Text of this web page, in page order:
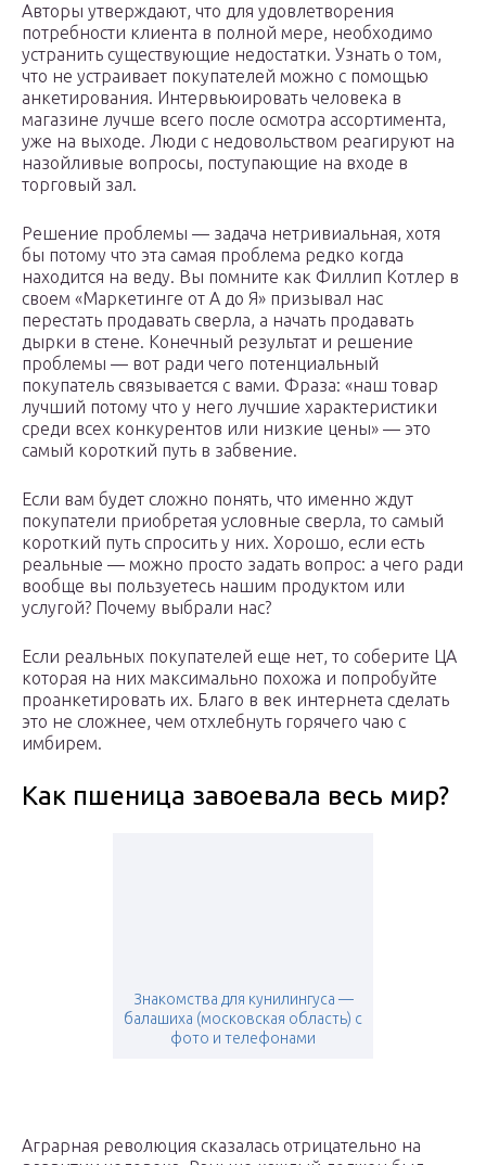
Авторы утверждают, что для удовлетворения
потребности клиента в полной мере, необходимо
устранить существующие недостатки. Узнать о том,
что не устраивает покупателей можно с помощью
анкетирования. Интервьюировать человека в
магазине лучше всего после осмотра ассортимента,
уже на выходе. Люди с недовольством реагируют на
назойливые вопросы, поступающие на входе в
торговый зал.
Решение проблемы — задача нетривиальная, хотя
бы потому что эта самая проблема редко когда
находится на веду. Вы помните как Филлип Котлер в
своем «Маркетинге от А до Я» призывал нас
перестать продавать сверла, а начать продавать
дырки в стене. Конечный результат и решение
проблемы — вот ради чего потенциальный
покупатель связывается с вами. Фраза: «наш товар
лучший потому что у него лучшие характеристики
среди всех конкурентов или низкие цены» — это
самый короткий путь в забвение.
Если вам будет сложно понять, что именно ждут
покупатели приобретая условные сверла, то самый
короткий путь спросить у них. Хорошо, если есть
реальные — можно просто задать вопрос: а чего ради
вообще вы пользуетесь нашим продуктом или
услугой? Почему выбрали нас?
Если реальных покупателей еще нет, то соберите ЦА
которая на них максимально похожа и попробуйте
проанкетировать их. Благо в век интернета сделать
это не сложнее, чем отхлебнуть горячего чаю с
имбирем.
Как пшеница завоевала весь мир?
Знакомства для кунилингуса —
балашиха (московская область) с
фото и телефонами
Аграрная революция сказалась отрицательно на